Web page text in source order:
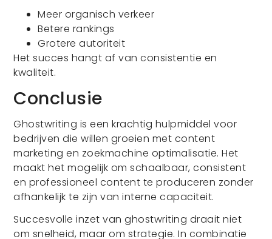
Meer organisch verkeer
Betere rankings
Grotere autoriteit
Het succes hangt af van consistentie en
kwaliteit.
Conclusie
Ghostwriting is een krachtig hulpmiddel voor
bedrijven die willen groeien met content
marketing en zoekmachine optimalisatie. Het
maakt het mogelijk om schaalbaar, consistent
en professioneel content te produceren zonder
afhankelijk te zijn van interne capaciteit.
Succesvolle inzet van ghostwriting draait niet
om snelheid, maar om strategie. In combinatie